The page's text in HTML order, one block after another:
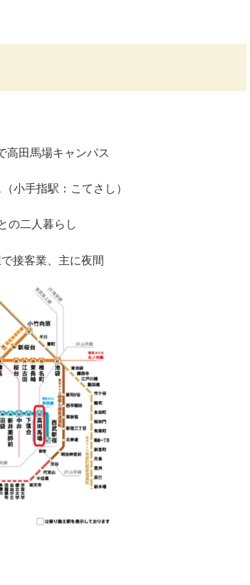
高田馬場キャンパス
小手指駅：こてさし）
の二人暮らし
接客業、主に夜間